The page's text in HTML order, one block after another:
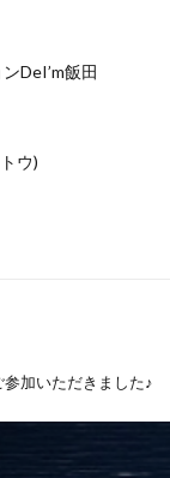
DeI’m飯田
ウ)
加いただきました♪